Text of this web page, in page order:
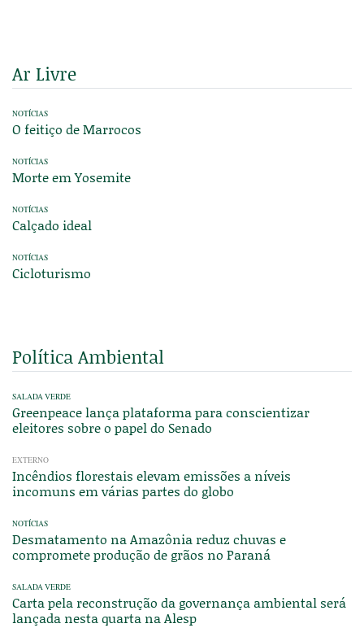
Ar Livre
NOTÍCIAS
O feitiço de Marrocos
NOTÍCIAS
Morte em Yosemite
NOTÍCIAS
Calçado ideal
NOTÍCIAS
Cicloturismo
Política Ambiental
SALADA VERDE
Greenpeace lança plataforma para conscientizar
eleitores sobre o papel do Senado
EXTERNO
Incêndios florestais elevam emissões a níveis
incomuns em várias partes do globo
NOTÍCIAS
Desmatamento na Amazônia reduz chuvas e
compromete produção de grãos no Paraná
SALADA VERDE
Carta pela reconstrução da governança ambiental será
lançada nesta quarta na Alesp